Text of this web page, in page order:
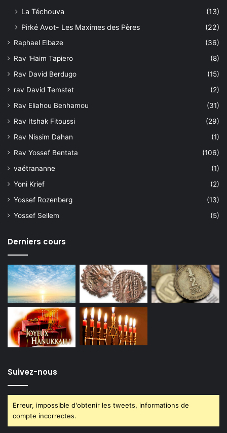
La Téchouva
(13)
Pirké Avot- Les Maximes des Pères
(22)
Raphael Elbaze
(36)
Rav 'Haim Tapiero
(8)
Rav David Berdugo
(15)
rav David Temstet
(2)
Rav Eliahou Benhamou
(31)
Rav Itshak Fitoussi
(29)
Rav Nissim Dahan
(1)
Rav Yossef Bentata
(106)
vaétrananne
(1)
Yoni Krief
(2)
Yossef Rozenberg
(13)
Yossef Sellem
(5)
Derniers cours
Suivez-nous
Erreur, impossible d'obtenir les tweets, informations de
compte incorrectes.